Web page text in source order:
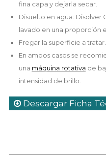
fina capa y dejarla secar.
Disuelto en agua: Disolver
lavado en una proporción
Fregar la superficie a tratar.
En ambos casos se
una máquina rotativa de
intensidad de brillo.
Descargar Ficha